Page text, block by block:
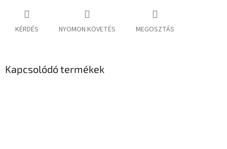
KÉRDÉS NYOMON KÖVETÉS MEGOSZTÁS
Kapcsolódó termékek